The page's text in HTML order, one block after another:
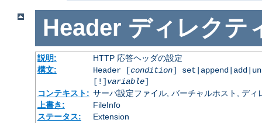
Header ディレクテ
説明:
HTTP 応答ヘッダの設定
構文:
Header [condition]
[!] variable]
コンテキスト: サーバ設定ファイル, バーチャルホスト, ディ
上書き:
FileInfo
ステータス:
Extension